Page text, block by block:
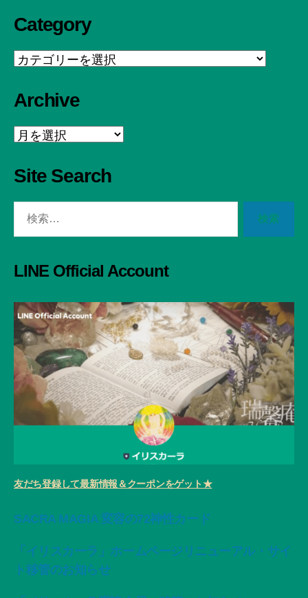
Bluesky公式
Category
Category
Archive
Archive
索
対
象:
LINE Official Account
友だち登録して最新情報＆クーポンをゲット★